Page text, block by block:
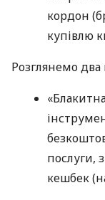
кордон
купівлю
Розглянемо два
послуги,
кешбек